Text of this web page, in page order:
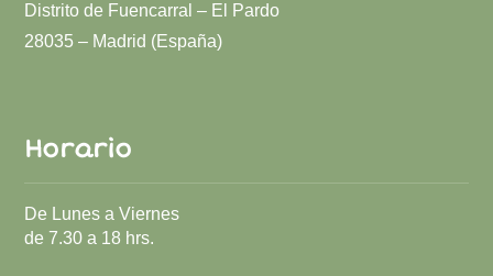
Distrito de Fuencarral – El Pardo
28035 – Madrid (España)
Horario
De Lunes a Viernes
de 7.30 a 18 hrs.